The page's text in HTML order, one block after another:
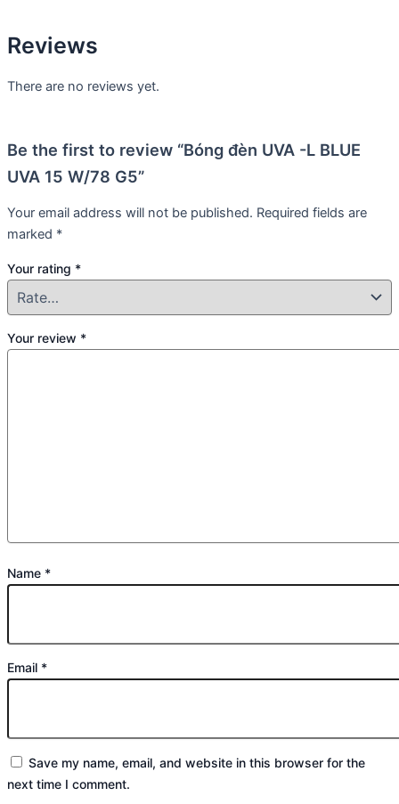
Reviews
There are no reviews yet.
Be the first to review “Bóng đèn UVA -L BLUE
UVA 15 W/78 G5”
Your email address will not be published. Required fields are
marked *
Your rating *
Your review *
Name *
Email *
Save my name, email, and website in this browser for the
next time I comment.